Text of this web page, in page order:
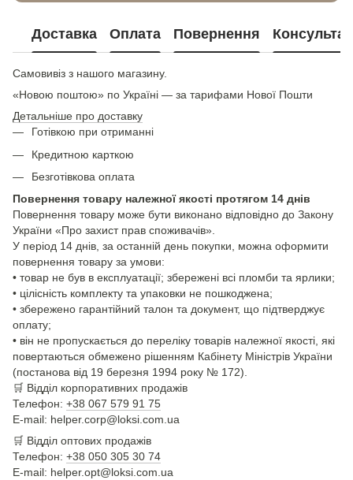
Доставка Оплата Повернення
Самовивіз з нашого магазину.
«Новою поштою» по Україні — за тарифами Нової Пошти
Детальніше про доставку
Готівкою при отриманні
Кредитною карткою
Безготівкова оплата
Повернення товару належної якості протягом 14 днів
Повернення товару може бути виконано відповідно до Закону
України «Про захист прав споживачів».
У період 14 днів, за останній день покупки, можна оформити
повернення товару за умови:
• товар не був в експлуатації; збережені всі пломби та ярлики;
• цілісність комплекту та упаковки не пошкоджена;
• збережено гарантійний талон та документ, що підтверджує
оплату;
• він не пропускається до переліку товарів належної якості, які
повертаються обмежено рішенням Кабінету Міністрів України
(постанова від 19 березня 1994 року № 172).
🛒 Відділ корпоративних продажів
Телефон: +38 067 579 91 75
E-mail: helper.corp@loksi.com.ua
🛒 Відділ оптових продажів
Телефон: +38 050 305 30 74
E-mail: helper.opt@loksi.com.ua